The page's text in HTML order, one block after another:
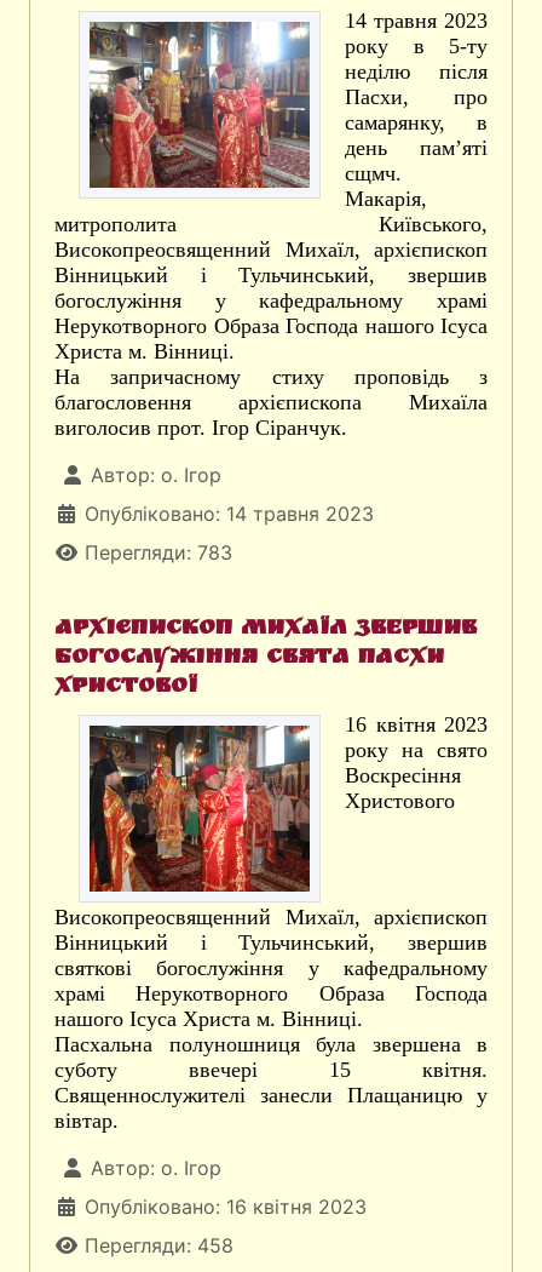
14 травня 2023
року в 5-ту
неділю після
Пасхи, про
самарянку, в
день пам’яті
сщмч.
Макарія,
митрополита Київського,
Високопреосвященний Михаїл, архієпископ
Вінницький і Тульчинський, звершив
богослужіння у кафедральному храмі
Нерукотворного Образа Господа нашого Ісуса
Христа м. Вінниці.
На запричасному стиху проповідь з
благословення архієпископа Михаїла
виголосив прот. Ігор Сіранчук.
Автор: о. Ігор
Опубліковано: 14 травня 2023
Перегляди: 783
Архієпископ Михаїл звершив
богослужіння свята Пасхи
Христової
16 квітня 2023
року на свято
Воскресіння
Христового
Високопреосвященний Михаїл, архієпископ
Вінницький і Тульчинський, звершив
святкові богослужіння у кафедральному
храмі Нерукотворного Образа Господа
нашого Ісуса Христа м. Вінниці.
Пасхальна полуношниця була звершена в
суботу ввечері 15 квітня.
Священнослужителі занесли Плащаницю у
вівтар.
Автор: о. Ігор
Опубліковано: 16 квітня 2023
Перегляди: 458